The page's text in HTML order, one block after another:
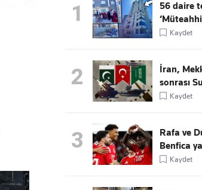
1
56 daire
Kaydet
2
İran,
sonrası
Kaydet
3
Rafa ve
Benfica
Kaydet